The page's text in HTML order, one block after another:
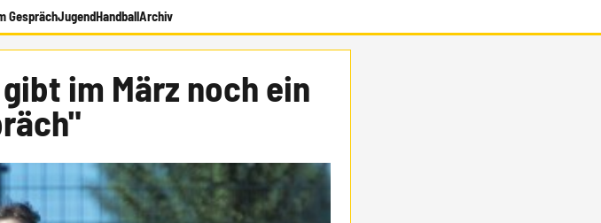
GesprächJugendHandballArchiv
im März noch ein